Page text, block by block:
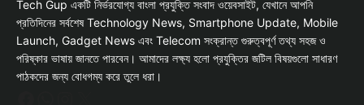
Tech Gup একটি নির্ভরযোগ্য বাংলা প্রযুক্তি সংবাদ ওয়েবসাইট, যেখানে আপনি
প্রতিদিনের সর্বশেষ Technology News, Smartphone Update, Mobile
Launch, Gadget News এবং Telecom সংক্রান্ত গুরুত্বপূর্ণ তথ্য সহজ ও
পরিষ্কার ভাষায় জানতে পারবেন। আমাদের লক্ষ্য হলো প্রযুক্তির জটিল বিষয়গুলো সাধারণ
পাঠকদের জন্য বোধগম্য করে তুলে ধরা।